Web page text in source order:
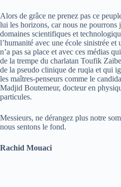
Alors de grâce ne prenez pas ce
lui les horizons, car nous ne pourrons
domaines scientifiques et
l’humanité avec une école sinistrée
n’a pas sa place et avec ces médias
de la trempe du charlatan Toufik
de la pseudo clinique de ruqia et qui
les maîtres-penseurs comme le
Madjid Boutemeur, docteur en
particules.
Messieurs, ne dérangez plus notre
nous sentons le fond.
Rachid Mouaci